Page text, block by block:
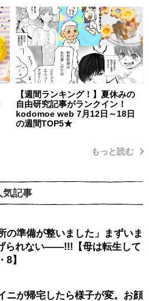
【週間ランキング！】夏休みの
自由研究記事がランクイン！
kodomoe web 7月12日～18日
の週間TOP5★
もっと読む
気記事
の準備が整いました」まずいま
られない――!!!【母は転生して
8】
ニが帰宅したら様子が変。お顔